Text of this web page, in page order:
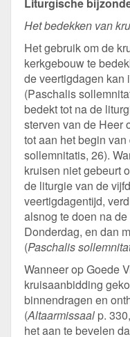
Het bedekken van
Het gebruik om de
kerkgebouw te
de veertigdagen kan
(Paschalis
bedekt tot na de
sterven van de Heer
tot aan het begin
sollemnitatis, 26).
kruisen niet gebeurt
de liturgie van de
veertigdagentijd,
alsnog te doen na
Donderdag, en dan
(Paschalis
Wanneer op Goede
kruisaanbidding
binnendragen en
(Altaarmissaal p.
het aan te bevelen